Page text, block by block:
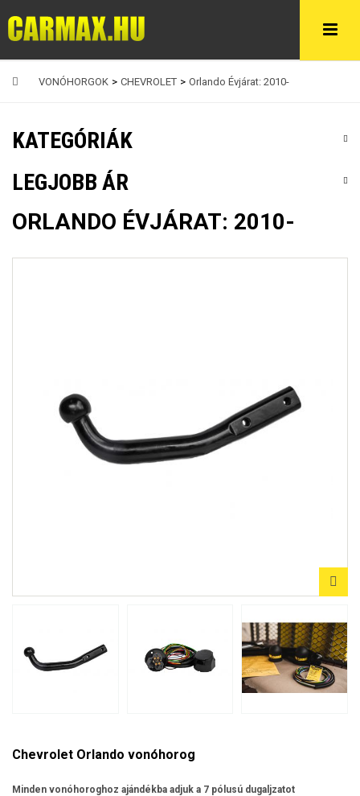
VONÓHORGOK > CHEVROLET > Orlando Évjárat: 2010-
KATEGÓRIÁK
LEGJOBB ÁR
ORLANDO ÉVJÁRAT: 2010-
Chevrolet Orlando vonóhorog
Minden vonóhoroghoz ajándékba adjuk a 7 pólusú dugaljzatot